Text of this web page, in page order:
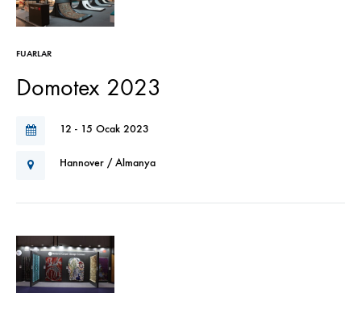
FUARLAR
Domotex 2023
12 - 15 Ocak 2023
Hannover / Almanya